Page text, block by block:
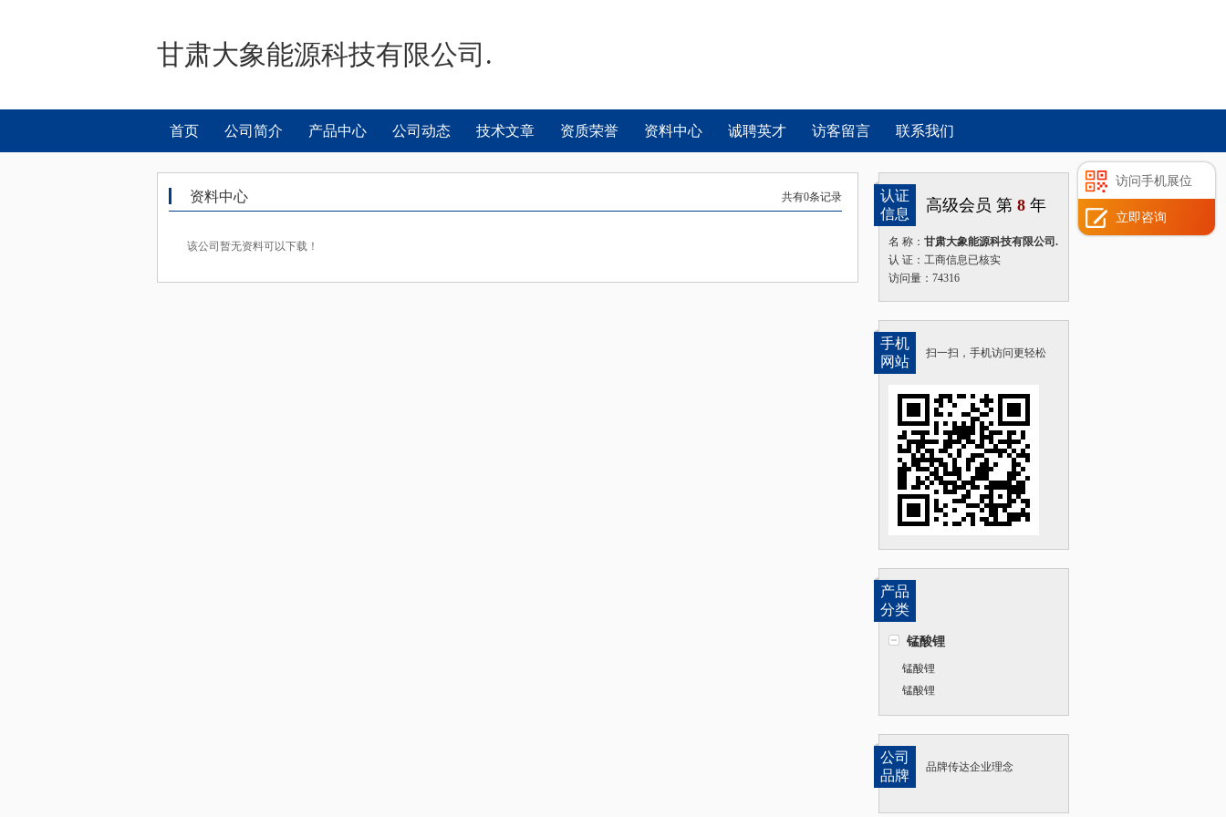
甘肃大象能源科技有限公司.
首页 公司简介 产品中心 公司动态 技术文章 资质荣誉 资料中心 诚聘英才 访客留言 联系我们
访问手机展位
立即咨询
认证
信息
高级会员 第 8 年
名 称： 甘肃大象能源科技有限公司.
认 证：工商信息已核实
访问量：74316
手机
网站
扫一扫，手机访问更轻松
产品
分类
锰酸锂
锰酸锂
锰酸锂
公司
品牌
品牌传达企业理念
资料中心 共有0条记录
该公司暂无资料可以下载！